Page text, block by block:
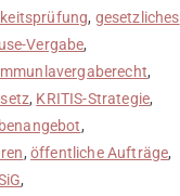
, gesetzliches
Vergabe,
,
, KRITIS-Strategie,
,
, öffentliche Aufträge,
,